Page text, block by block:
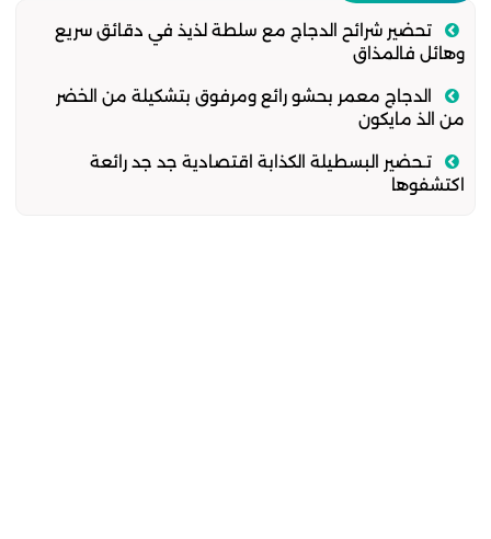
تحضير شرائح الدجاج مع سلطة لذيذ في دقائق سريع
وهائل فالمذاق
الدجاج معمر بحشو رائع ومرفوق بتشكيلة من الخضر
من الذ مايكون
تـحضير البسطيلة الكذابة اقتصادية جد جد رائعة
اكتشفوها